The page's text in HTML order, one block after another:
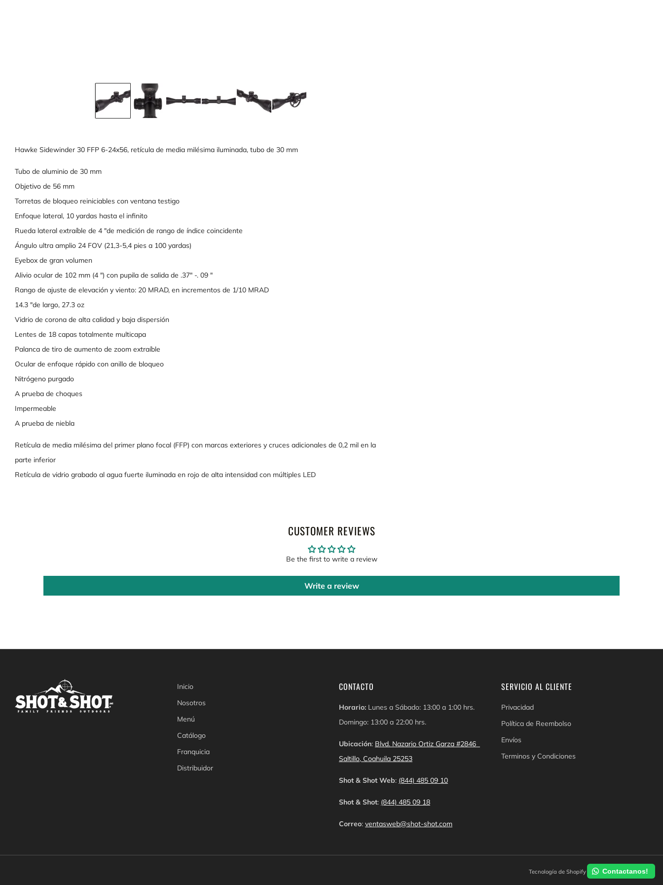
Hawke Sidewinder 30 FFP 6-24x56, retícula de media milésima iluminada, tubo de 30 mm
Tubo de aluminio de 30 mm
Objetivo de 56 mm
Torretas de bloqueo reiniciables con ventana testigo
Enfoque lateral, 10 yardas hasta el infinito
Rueda lateral extraíble de 4 "de medición de rango de índice coincidente
Ángulo ultra amplio 24 FOV (21,3-5,4 pies a 100 yardas)
Eyebox de gran volumen
Alivio ocular de 102 mm (4 ") con pupila de salida de .37" -. 09 "
Rango de ajuste de elevación y viento: 20 MRAD, en incrementos de 1/10 MRAD
14.3 "de largo, 27.3 oz
Vidrio de corona de alta calidad y baja dispersión
Lentes de 18 capas totalmente multicapa
Palanca de tiro de aumento de zoom extraíble
Ocular de enfoque rápido con anillo de bloqueo
Nitrógeno purgado
A prueba de choques
Impermeable
A prueba de niebla
Retícula de media milésima del primer plano focal (FFP) con marcas exteriores y cruces adicionales de 0,2 mil en la
parte inferior
Retícula de vidrio grabado al agua fuerte iluminada en rojo de alta intensidad con múltiples LED
CUSTOMER REVIEWS
Be the first to write a review
Write a review
Inicio
Nosotros
Menú
Catálogo
Franquicia
Distribuidor
CONTACTO
Horario: Lunes a Sábado: 13:00 a 1:00 hrs.
Domingo: 13:00 a 22:00 hrs.
Ubicación: Blvd. Nazario Ortiz Garza #2846
Saltillo, Coahuila 25253
Shot & Shot Web: (844) 485 09 10
Shot & Shot: (844) 485 09 18
Correo: ventasweb@shot-shot.com
SERVICIO AL CLIENTE
Privacidad
Política de Reembolso
Envíos
Terminos y Condiciones
Tecnología de Shopify © 2026, Shot & Shot
Contactanos!